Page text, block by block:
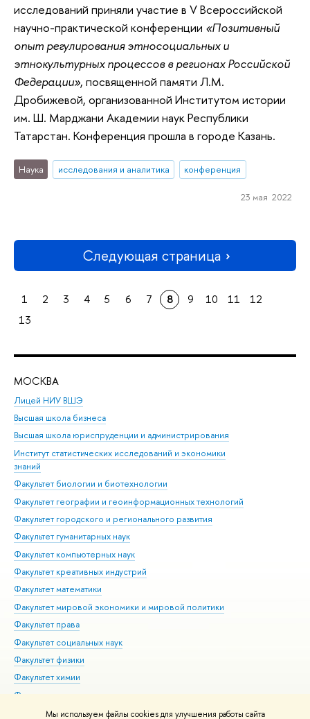
Мы используем файлы cookies для улучшения работы сайта
исследований приняли участие в V Всероссийской
научно-практической конференции «Позитивный
опыт регулирования этносоциальных и
этнокультурных процессов в регионах Российской
Федерации», посвященной памяти Л.М.
Дробижевой, организованной Институтом истории
им. Ш. Марджани Академии наук Республики
Татарстан. Конференция прошла в городе Казань.
Наука исследования и аналитика конференция
23 мая 2022
Следующая страница
1 2 3 4 5 6 7 8 9 10 11
12
13
МОСКВА
Лицей НИУ ВШЭ
Высшая школа бизнеса
Высшая школа юриспруденции и администрирования
Институт статистических исследований и экономики
знаний
Факультет биологии и биотехнологии
Факультет географии и геоинформационных технологий
Факультет городского и регионального развития
Факультет гуманитарных наук
Факультет компьютерных наук
Факультет креативных индустрий
Факультет математики
Факультет мировой экономики и мировой политики
Факультет права
Факультет социальных наук
Факультет физики
Факультет химии
Факультет экономических наук
Международный институт экономики и финансов